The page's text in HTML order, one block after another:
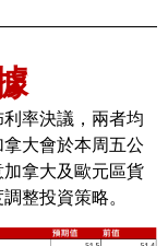
率決議，兩者均
大會於本周五公
拿大及歐元區貨
整投資策略。